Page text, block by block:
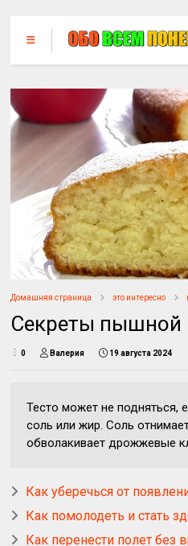
Домашняя страница это интересно
Секреты пышной
0 Валерия 19 августа 2024
Тесто может не подняться,
соль или жир. Соль
обволакивает дрожжевые
Как уберечься от
Как помолодеть и стать
Как перенести полет без